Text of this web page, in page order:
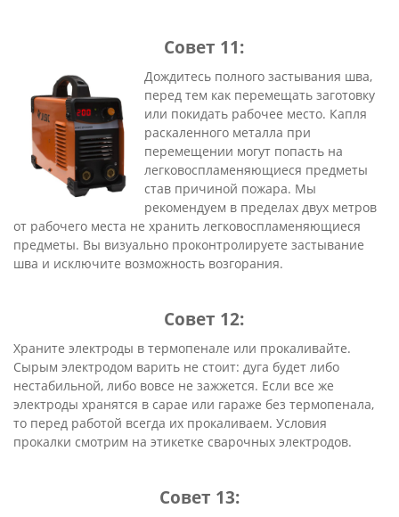
Совет 11:
Дождитесь полного застывания шва,
перед тем как перемещать заготовку
или покидать рабочее место. Капля
раскаленного металла при
перемещении могут попасть на
легковоспламеняющиеся предметы
став причиной пожара. Мы
рекомендуем в пределах двух метров
от рабочего места не хранить легковоспламеняющиеся
предметы. Вы визуально проконтролируете застывание
шва и исключите возможность возгорания.
Совет 12:
Храните электроды в термопенале или прокаливайте.
Сырым электродом варить не стоит: дуга будет либо
нестабильной, либо вовсе не зажжется. Если все же
электроды хранятся в сарае или гараже без термопенала,
то перед работой всегда их прокаливаем. Условия
прокалки смотрим на этикетке сварочных электродов.
Совет 13: